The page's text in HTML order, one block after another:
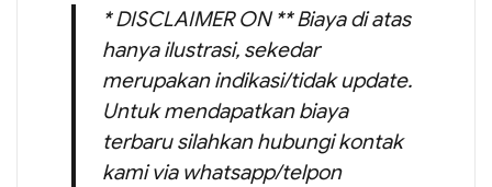
* DISCLAIMER ON ** Biaya di atas
hanya ilustrasi, sekedar
merupakan indikasi/tidak update.
Untuk mendapatkan biaya
terbaru silahkan hubungi kontak
kami via whatsapp/telpon